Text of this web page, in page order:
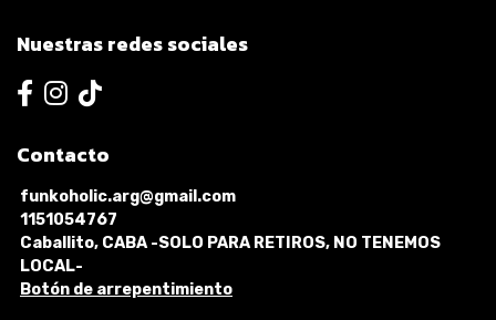
Nuestras redes sociales
Contacto
funkoholic.arg@gmail.com
1151054767
Caballito, CABA -SOLO PARA RETIROS, NO TENEMOS
LOCAL-
Botón de arrepentimiento